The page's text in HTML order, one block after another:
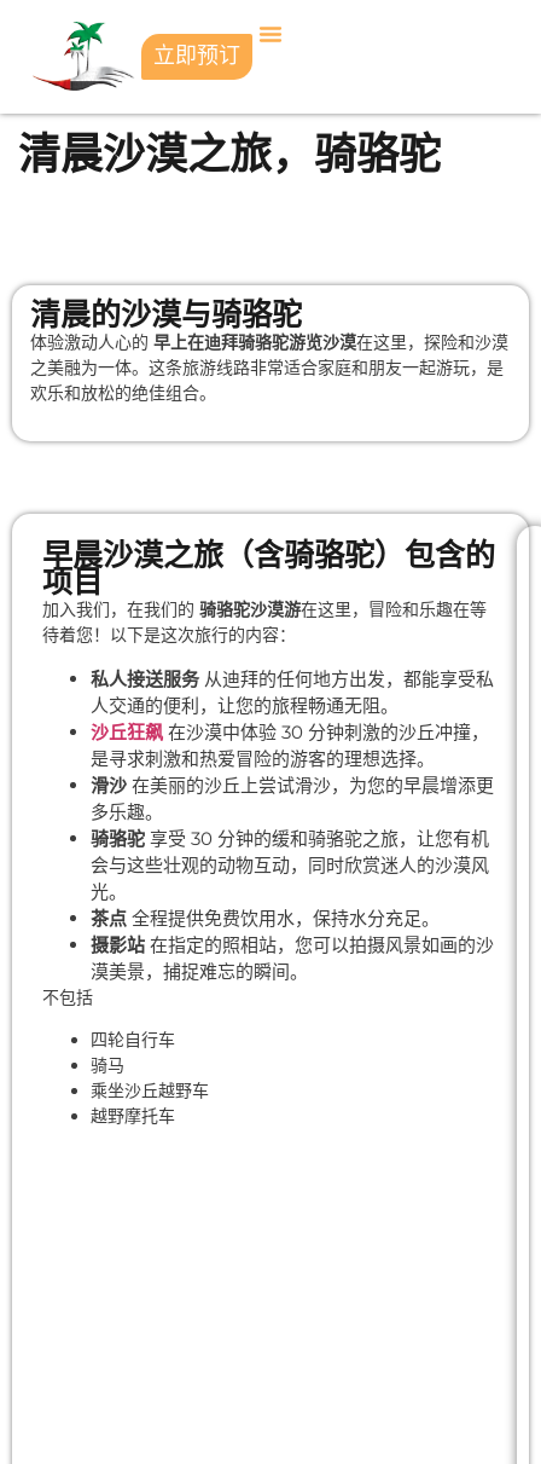
立即预订
清晨沙漠之旅，骑骆驼
清晨的沙漠与骑骆驼
体验激动人心的 早上在迪拜骑骆驼游览沙漠在这里，探险和沙漠
之美融为一体。这条旅游线路非常适合家庭和朋友一起游玩，是
欢乐和放松的绝佳组合。
早晨沙漠之旅（含骑骆驼）包含的
项目
加入我们，在我们的 骑骆驼沙漠游在这里，冒险和乐趣在等
待着您！以下是这次旅行的内容：
私人接送服务 从迪拜的任何地方出发，都能享受私
人交通的便利，让您的旅程畅通无阻。
沙丘狂飙 在沙漠中体验 30 分钟刺激的沙丘冲撞，
是寻求刺激和热爱冒险的游客的理想选择。
滑沙 在美丽的沙丘上尝试滑沙，为您的早晨增添更
多乐趣。
骑骆驼 享受 30 分钟的缓和骑骆驼之旅，让您有机
会与这些壮观的动物互动，同时欣赏迷人的沙漠风
光。
茶点 全程提供免费饮用水，保持水分充足。
摄影站 在指定的照相站，您可以拍摄风景如画的沙
漠美景，捕捉难忘的瞬间。
不包括
四轮自行车
骑马
乘坐沙丘越野车
越野摩托车